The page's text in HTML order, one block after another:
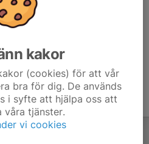
kakor
(cookies) för att vår
bra för dig. De används
i syfte att hjälpa oss att
våra tjänster.
vi cookies